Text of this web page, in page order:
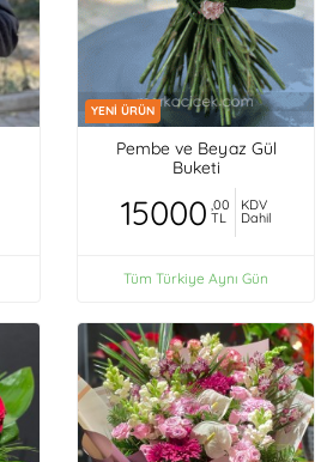
YENİ ÜRÜN
Pembe ve Beyaz Gül
Buketi
15000 ,00
TL
KDV
Dahil
Tüm Türkiye Aynı Gün